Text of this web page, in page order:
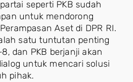
seperti PKB sudah
untuk mendorong
Aset di DPR RI.
satu tuntutan penting
dan PKB berjanji akan
untuk mencari solusi
pihak.